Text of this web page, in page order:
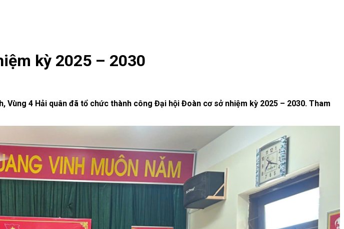
kỳ 2025 – 2030
4 Hải quân đã tổ chức thành công Đại hội Đoàn cơ sở nhiệm kỳ 2025 – 2030. Tham